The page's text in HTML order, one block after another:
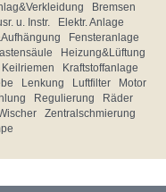
Bremsen
u. Instr.
Elektr. Anlage
Fensteranlage
Heizung&Lüftung
Keilriemen
Kraftstoffanlage
Lenkung Luftfilter
Motor
Regulierung
Räder
Zentralschmierung